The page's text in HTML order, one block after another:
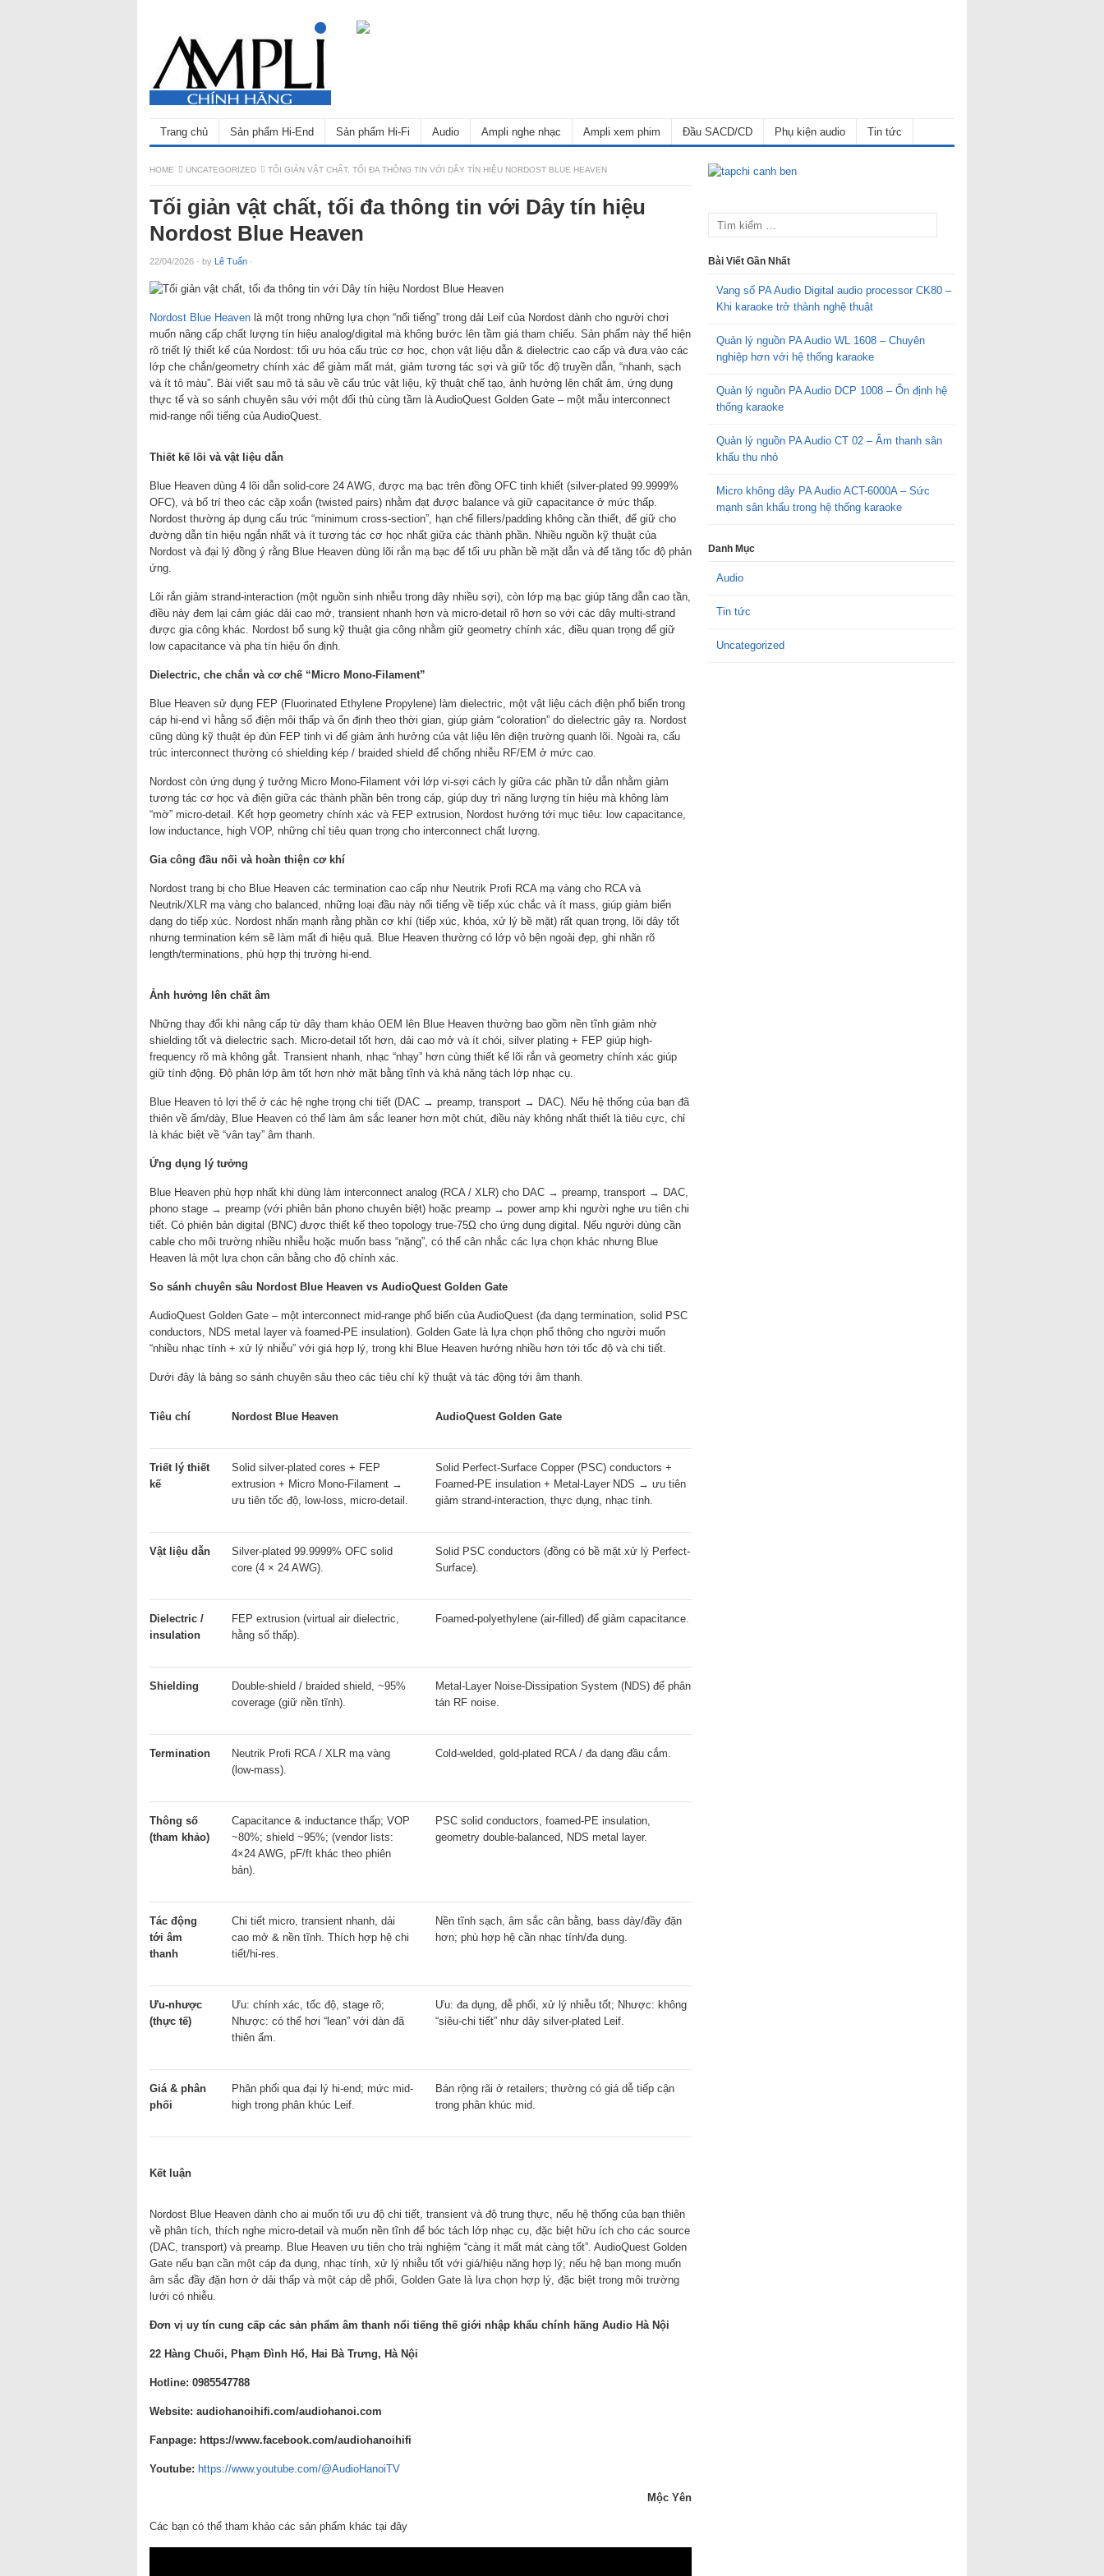
Trang chủ Sản phẩm Hi-End Sản phẩm Hi-Fi Audio Ampli nghe nhạc Ampli xem phim Đầu SACD/CD Phụ kiện audio Tin tức
HOME UNCATEGORIZED TỐI GIẢN VẬT CHẤT, TỐI ĐA THÔNG TIN VỚI DÂY TÍN HIỆU NORDOST BLUE HEAVEN
Tối giản vật chất, tối đa thông tin với Dây tín hiệu
Nordost Blue Heaven
22/04/2026 · by Lê Tuấn ·
Nordost Blue Heaven là một trong những lựa chọn “nổi tiếng” trong dải Leif của Nordost dành cho người chơi
muốn nâng cấp chất lượng tín hiệu analog/digital mà không bước lên tầm giá tham chiếu. Sản phẩm này thể hiện
rõ triết lý thiết kế của Nordost: tối ưu hóa cấu trúc cơ học, chọn vật liệu dẫn & dielectric cao cấp và đưa vào các
lớp che chắn/geometry chính xác để giảm mất mát, giảm tương tác sợi và giữ tốc độ truyền dẫn, “nhanh, sạch
và ít tô màu”. Bài viết sau mô tả sâu về cấu trúc vật liệu, kỹ thuật chế tạo, ảnh hưởng lên chất âm, ứng dụng
thực tế và so sánh chuyên sâu với một đối thủ cùng tầm là AudioQuest Golden Gate – một mẫu interconnect
mid-range nổi tiếng của AudioQuest.
Thiết kế lõi và vật liệu dẫn
Blue Heaven dùng 4 lõi dẫn solid-core 24 AWG, được mạ bạc trên đồng OFC tinh khiết (silver-plated 99.9999%
OFC), và bố trí theo các cặp xoắn (twisted pairs) nhằm đạt được balance và giữ capacitance ở mức thấp.
Nordost thường áp dụng cấu trúc “minimum cross-section”, hạn chế fillers/padding không cần thiết, để giữ cho
đường dẫn tín hiệu ngắn nhất và ít tương tác cơ học nhất giữa các thành phần. Nhiều nguồn kỹ thuật của
Nordost và đại lý đồng ý rằng Blue Heaven dùng lõi rắn mạ bạc để tối ưu phần bề mặt dẫn và để tăng tốc độ phản
ứng.
Lõi rắn giảm strand-interaction (một nguồn sinh nhiễu trong dây nhiều sợi), còn lớp mạ bạc giúp tăng dẫn cao tần,
điều này đem lại cảm giác dải cao mở, transient nhanh hơn và micro-detail rõ hơn so với các dây multi-strand
được gia công khác. Nordost bổ sung kỹ thuật gia công nhằm giữ geometry chính xác, điều quan trọng để giữ
low capacitance và pha tín hiệu ổn định.
Dielectric, che chắn và cơ chế “Micro Mono-Filament”
Blue Heaven sử dụng FEP (Fluorinated Ethylene Propylene) làm dielectric, một vật liệu cách điện phổ biến trong
cáp hi-end vì hằng số điện môi thấp và ổn định theo thời gian, giúp giảm “coloration” do dielectric gây ra. Nordost
cũng dùng kỹ thuật ép đùn FEP tinh vi để giảm ảnh hưởng của vật liệu lên điện trường quanh lõi. Ngoài ra, cấu
trúc interconnect thường có shielding kép / braided shield để chống nhiễu RF/EM ở mức cao.
Nordost còn ứng dụng ý tưởng Micro Mono-Filament với lớp vi-sợi cách ly giữa các phần tử dẫn nhằm giảm
tương tác cơ học và điện giữa các thành phần bên trong cáp, giúp duy trì năng lượng tín hiệu mà không làm
“mờ” micro-detail. Kết hợp geometry chính xác và FEP extrusion, Nordost hướng tới mục tiêu: low capacitance,
low inductance, high VOP, những chỉ tiêu quan trọng cho interconnect chất lượng.
Gia công đầu nối và hoàn thiện cơ khí
Nordost trang bị cho Blue Heaven các termination cao cấp như Neutrik Profi RCA mạ vàng cho RCA và
Neutrik/XLR mạ vàng cho balanced, những loại đầu này nổi tiếng về tiếp xúc chắc và ít mass, giúp giảm biến
dạng do tiếp xúc. Nordost nhấn mạnh rằng phần cơ khí (tiếp xúc, khóa, xử lý bề mặt) rất quan trọng, lõi dây tốt
nhưng termination kém sẽ làm mất đi hiệu quả. Blue Heaven thường có lớp vỏ bện ngoài đẹp, ghi nhãn rõ
length/terminations, phù hợp thị trường hi-end.
Ảnh hưởng lên chất âm
Những thay đổi khi nâng cấp từ dây tham khảo OEM lên Blue Heaven thường bao gồm nền tĩnh giảm nhờ
shielding tốt và dielectric sạch. Micro-detail tốt hơn, dải cao mở và ít chói, silver plating + FEP giúp high-
frequency rõ mà không gắt. Transient nhanh, nhạc “nhạy” hơn cùng thiết kế lõi rắn và geometry chính xác giúp
giữ tính động. Độ phân lớp âm tốt hơn nhờ mặt bằng tĩnh và khả năng tách lớp nhạc cụ.
Blue Heaven tỏ lợi thế ở các hệ nghe trọng chi tiết (DAC → preamp, transport → DAC). Nếu hệ thống của bạn đã
thiên về ấm/dày, Blue Heaven có thể làm âm sắc leaner hơn một chút, điều này không nhất thiết là tiêu cực, chỉ
là khác biệt về “vân tay” âm thanh.
Ứng dụng lý tưởng
Blue Heaven phù hợp nhất khi dùng làm interconnect analog (RCA / XLR) cho DAC → preamp, transport → DAC,
phono stage → preamp (với phiên bản phono chuyên biệt) hoặc preamp → power amp khi người nghe ưu tiên chi
tiết. Có phiên bản digital (BNC) được thiết kế theo topology true-75Ω cho ứng dụng digital. Nếu người dùng cần
cable cho môi trường nhiều nhiễu hoặc muốn bass “nặng”, có thể cân nhắc các lựa chọn khác nhưng Blue
Heaven là một lựa chọn cân bằng cho độ chính xác.
So sánh chuyên sâu Nordost Blue Heaven vs AudioQuest Golden Gate
AudioQuest Golden Gate – một interconnect mid-range phổ biến của AudioQuest (đa dạng termination, solid PSC
conductors, NDS metal layer và foamed-PE insulation). Golden Gate là lựa chọn phổ thông cho người muốn
“nhiều nhạc tính + xử lý nhiễu” với giá hợp lý, trong khi Blue Heaven hướng nhiều hơn tới tốc độ và chi tiết.
Dưới đây là bảng so sánh chuyên sâu theo các tiêu chí kỹ thuật và tác động tới âm thanh.
Tiêu chí Nordost Blue Heaven AudioQuest Golden Gate
Triết lý thiết
kế
Solid silver-plated cores + FEP
extrusion + Micro Mono-Filament →
ưu tiên tốc độ, low-loss, micro-detail.
Solid Perfect-Surface Copper (PSC) conductors +
Foamed-PE insulation + Metal-Layer NDS → ưu tiên
giảm strand-interaction, thực dụng, nhạc tính.
Vật liệu dẫn
Silver-plated 99.9999% OFC solid
core (4 × 24 AWG).
Solid PSC conductors (đồng có bề mặt xử lý Perfect-
Surface).
Dielectric /
insulation
FEP extrusion (virtual air dielectric,
hằng số thấp).
Foamed-polyethylene (air-filled) để giảm capacitance.
Shielding
Double-shield / braided shield, ~95%
coverage (giữ nền tĩnh).
Metal-Layer Noise-Dissipation System (NDS) để phân
tán RF noise.
Termination
Neutrik Profi RCA / XLR mạ vàng
(low-mass).
Cold-welded, gold-plated RCA / đa dạng đầu cắm.
Thông số
(tham khảo)
Capacitance & inductance thấp; VOP
~80%; shield ~95%; (vendor lists:
4×24 AWG, pF/ft khác theo phiên
bản).
PSC solid conductors, foamed-PE insulation,
geometry double-balanced, NDS metal layer.
Tác động
tới âm
thanh
Chi tiết micro, transient nhanh, dải
cao mở & nền tĩnh. Thích hợp hệ chi
tiết/hi-res.
Nền tĩnh sạch, âm sắc cân bằng, bass dày/đầy đặn
hơn; phù hợp hệ cần nhạc tính/đa dụng.
Ưu-nhược
(thực tế)
Ưu: chính xác, tốc độ, stage rõ;
Nhược: có thể hơi “lean” với dàn đã
thiên ấm.
Ưu: đa dụng, dễ phối, xử lý nhiễu tốt; Nhược: không
“siêu-chi tiết” như dây silver-plated Leif.
Giá & phân
phối
Phân phối qua đại lý hi-end; mức mid-
high trong phân khúc Leif.
Bán rộng rãi ở retailers; thường có giá dễ tiếp cận
trong phân khúc mid.
Kết luận
Nordost Blue Heaven dành cho ai muốn tối ưu độ chi tiết, transient và độ trung thực, nếu hệ thống của bạn thiên
về phân tích, thích nghe micro-detail và muốn nền tĩnh để bóc tách lớp nhạc cụ, đặc biệt hữu ích cho các source
(DAC, transport) và preamp. Blue Heaven ưu tiên cho trải nghiệm “càng ít mất mát càng tốt”. AudioQuest Golden
Gate nếu bạn cần một cáp đa dụng, nhạc tính, xử lý nhiễu tốt với giá/hiệu năng hợp lý; nếu hệ bạn mong muốn
âm sắc đầy đặn hơn ở dải thấp và một cáp dễ phối, Golden Gate là lựa chọn hợp lý, đặc biệt trong môi trường
lưới có nhiễu.
Đơn vị uy tín cung cấp các sản phẩm âm thanh nổi tiếng thế giới nhập khẩu chính hãng Audio Hà Nội
22 Hàng Chuối, Phạm Đình Hổ, Hai Bà Trưng, Hà Nội
Hotline: 0985547788
Website: audiohanoihifi.com/audiohanoi.com
Fanpage: https://www.facebook.com/audiohanoihifi
Youtu be: https://www.youtube.com/@AudioHanoiTV
Mộc Yên
Các bạn có thể tham khảo các sản phẩm khác tại đây
Bài Viết Gần Nhất
Vang số PA Audio Digital audio processor CK80 –
Khi karaoke trở thành nghệ thuật
Quản lý nguồn PA Audio WL 1608 – Chuyên
nghiệp hơn với hệ thống karaoke
Quản lý nguồn PA Audio DCP 1008 – Ổn định hệ
thống karaoke
Quản lý nguồn PA Audio CT 02 – Âm thanh sân
khấu thu nhỏ
Micro không dây PA Audio ACT-6000A – Sức
mạnh sân khấu trong hệ thống karaoke
Danh Mục
Audio
Tin tức
Uncategorized